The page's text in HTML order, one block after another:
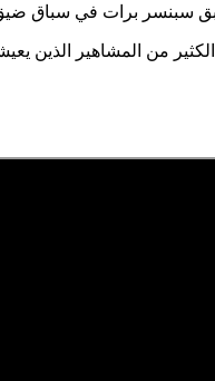
السابق سبنسر برات في سباق
من المشاهير